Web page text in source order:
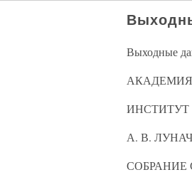
Выходные
ИНСТИТУТ
А. В.